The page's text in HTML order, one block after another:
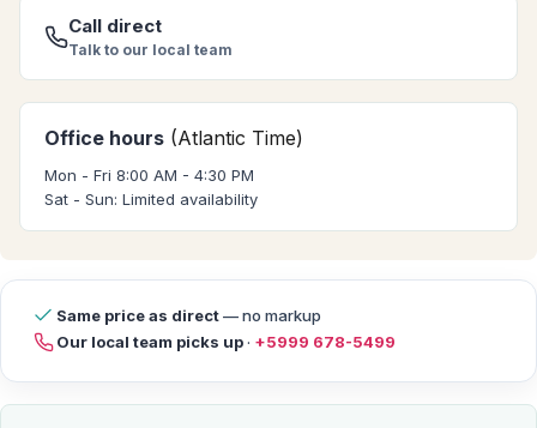
Call direct
Talk to our local team
Office hours (Atlantic Time)
Mon - Fri 8:00 AM - 4:30 PM
Sat - Sun: Limited availability
Same price as direct— no markup
Our local team picks up· +5999 678-5499